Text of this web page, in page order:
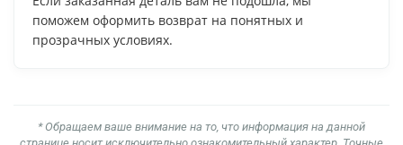
поможем оформить возврат на понятных и
прозрачных условиях.
* Обращаем ваше внимание на то, что информация на данной